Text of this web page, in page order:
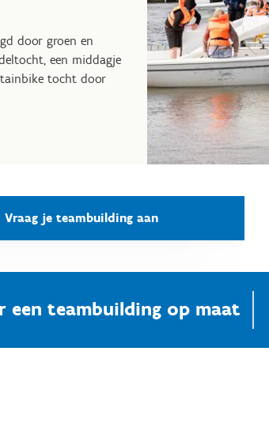
door groen en
een middagje
tocht door
Vraag je teambuilding aan
een teambuilding op maat